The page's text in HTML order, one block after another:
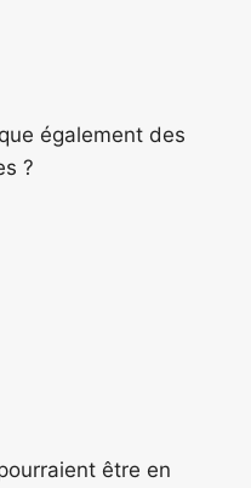
également des
?
être en